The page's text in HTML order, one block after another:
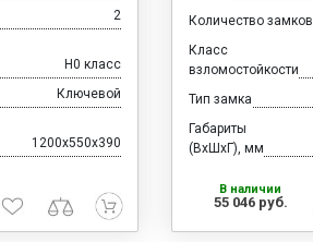
2
H0 класс
Ключевой
1200x550x390
Количество замков
Класс
взломостойкости
Тип замка
Габариты
(ВхШхГ), мм
В наличии
55 046 руб.